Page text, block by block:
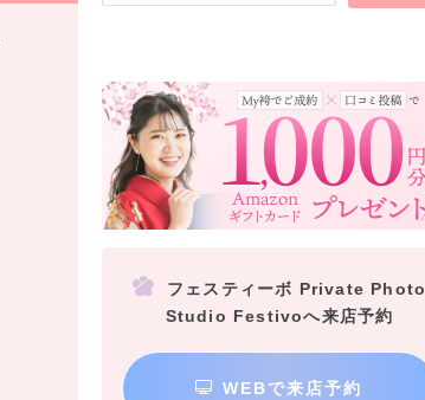
フェスティーボ Private Photo
Studio Festivoへ来店予約
WEBで来店予約